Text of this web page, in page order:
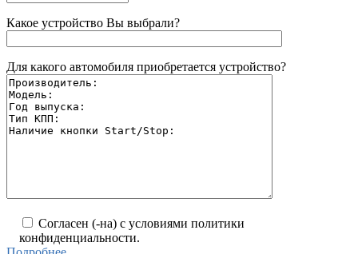
Какое устройство Вы выбрали?
Для какого автомобиля приобретается устройство?
Согласен (-на) с условиями политики
конфиденциальности.